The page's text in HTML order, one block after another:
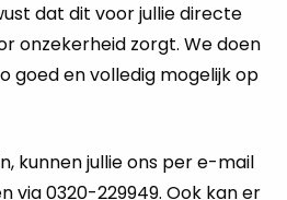
dat dit voor jullie directe
onzekerheid zorgt. We doen
goed en volledig mogelijk op
kunnen jullie ons per e-mail
via 0320-229949. Ook kan er